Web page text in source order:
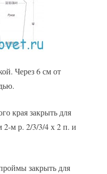
Через 6 см от
края закрыть для
2-м р. 2/3/3/4 х 2 п. и
закрыть для